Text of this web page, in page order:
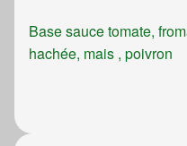
Base sauce tomate,
hachée, mais , poivron